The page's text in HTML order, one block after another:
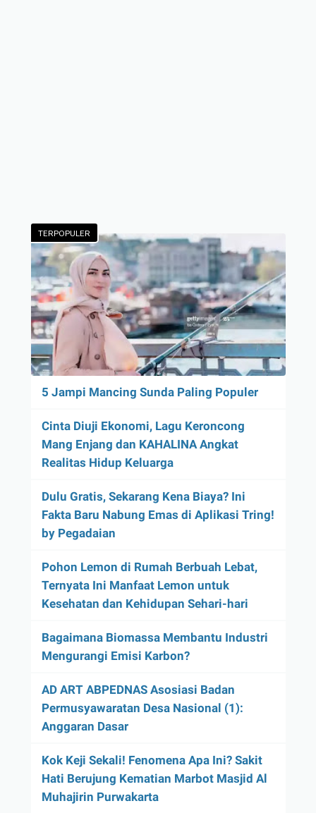
TERPOPULER
5 Jampi Mancing Sunda Paling Populer
Cinta Diuji Ekonomi, Lagu Keroncong
Mang Enjang dan KAHALINA Angkat
Realitas Hidup Keluarga
Dulu Gratis, Sekarang Kena Biaya? Ini
Fakta Baru Nabung Emas di Aplikasi Tring!
by Pegadaian
Pohon Lemon di Rumah Berbuah Lebat,
Ternyata Ini Manfaat Lemon untuk
Kesehatan dan Kehidupan Sehari-hari
Bagaimana Biomassa Membantu Industri
Mengurangi Emisi Karbon?
AD ART ABPEDNAS Asosiasi Badan
Permusyawaratan Desa Nasional (1):
Anggaran Dasar
Kok Keji Sekali! Fenomena Apa Ini? Sakit
Hati Berujung Kematian Marbot Masjid Al
Muhajirin Purwakarta